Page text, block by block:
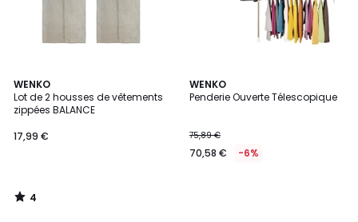
WENKO
Lot de 2 housses de vêtements
zippées BALANCE
17,99 €
4
/
5
4
/
WENKO
Penderie Ouverte Télescopique
75,89 €
70,58 € -6%